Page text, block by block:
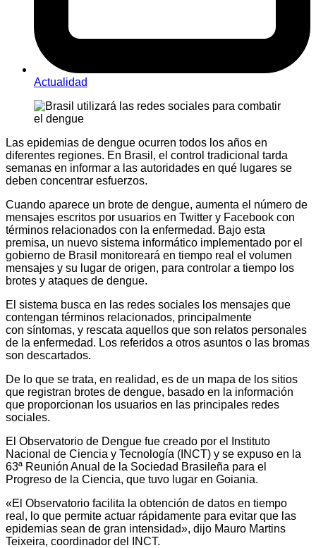
Actualidad
Las epidemias de dengue ocurren todos los años en
diferentes regiones. En Brasil, el control tradicional tarda
semanas en informar a las autoridades en qué lugares se
deben concentrar esfuerzos.
Cuando aparece un brote de dengue, aumenta el número de
mensajes escritos por usuarios en Twitter y Facebook con
términos relacionados con la enfermedad. Bajo esta
premisa, un nuevo sistema informático implementado por el
gobierno de Brasil monitoreará en tiempo real el volumen
mensajes y su lugar de origen, para controlar a tiempo los
brotes y ataques de dengue.
El sistema busca en las redes sociales los mensajes que
contengan términos relacionados, principalmente
con síntomas, y rescata aquellos que son relatos personales
de la enfermedad. Los referidos a otros asuntos o las bromas
son descartados.
De lo que se trata, en realidad, es de un mapa de los sitios
que registran brotes de dengue, basado en la información
que proporcionan los usuarios en las principales redes
sociales.
El Observatorio de Dengue fue creado por el Instituto
Nacional de Ciencia y Tecnología (INCT) y se expuso en la
63ª Reunión Anual de la Sociedad Brasileña para el
Progreso de la Ciencia, que tuvo lugar en Goiania.
«El Observatorio facilita la obtención de datos en tiempo
real, lo que permite actuar rápidamente para evitar que las
epidemias sean de gran intensidad», dijo Mauro Martins
Teixeira, coordinador del INCT.